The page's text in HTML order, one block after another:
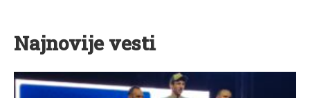
Najnovije vesti